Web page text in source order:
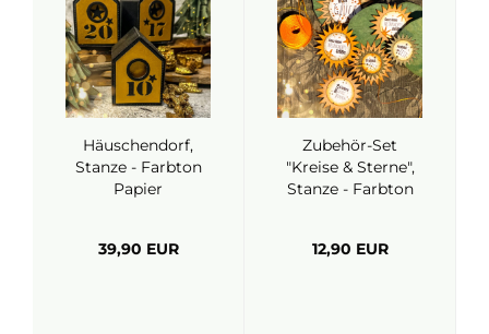
Häuschendorf,
Stanze - Farbton
Papier
39,90 EUR
Zubehör-Set
"Kreise & Sterne",
Stanze - Farbton
12,90 EUR